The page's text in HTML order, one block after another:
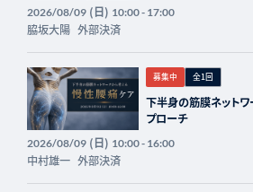
2026/08/09(日) 10:00 - 17:00
脇坂大陽 外部決済
募集中 全1回
下半身の筋膜ネット
プローチ
2026/08/09(日) 10:00 - 16:00
中村雄一 外部決済